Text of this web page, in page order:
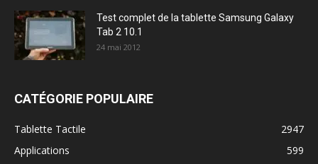
Test complet de la tablette Samsung Galaxy
Tab 2 10.1
24 mai 2012
CATÉGORIE POPULAIRE
Tablette Tactile
2947
Applications
599